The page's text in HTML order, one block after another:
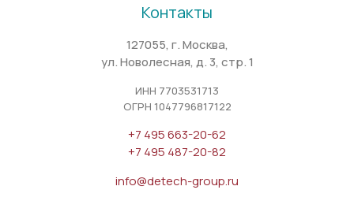
Контакты
127055, г. Москва,
ул. Новолесная, д. 3, стр. 1
ИНН 7703531713
ОГРН 1047796817122
+7 495 663-20-62
+7 495 487-20-82
info@detech-group.ru